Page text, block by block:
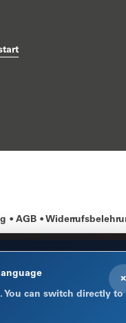
AGB
×
You can switch directly to